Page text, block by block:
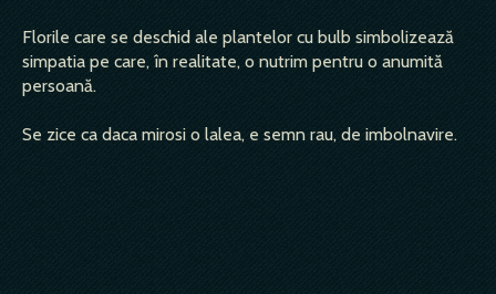
Florile care se deschid ale plantelor cu bulb simbolizează
simpatia pe care, în realitate, o nutrim pentru o anumită
persoană.
Se zice ca daca mirosi o lalea, e semn rau, de imbolnavire.